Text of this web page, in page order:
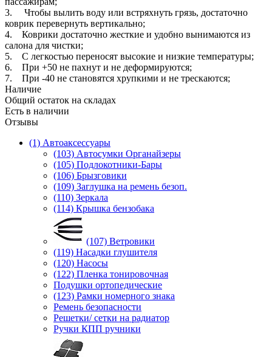
3. Чтобы вылить воду или встряхнуть грязь, достаточно
коврик перевернуть вертикально;
4. Коврики достаточно жесткие и удобно вынимаются из
салона для чистки;
5. С легкостью переносят высокие и низкие температуры;
6. При +50 не пахнут и не деформируются;
7. При -40 не становятся хрупкими и не трескаются;
Наличие
Общий остаток на складах
Есть в наличии
Отзывы
(1) Автоаксессуары
(103) Автосумки Органайзеры
(105) Подлокотники-Бары
(106) Брызговики
(109) Заглушка на ремень безоп.
(110) Зеркала
(114) Крышка бензобака
(107) Ветровики
(119) Насадки глушителя
(120) Насосы
(122) Пленка тонировочная
Подушки ортопедические
(123) Рамки номерного знака
Ремень безопасности
Решетки/ сетки на радиатор
Ручки КПП ручники